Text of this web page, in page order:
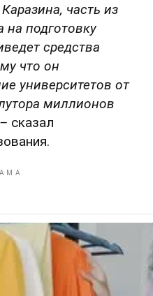
часть из
на подготовку
средства
что он
университетов от
миллионов
сказал